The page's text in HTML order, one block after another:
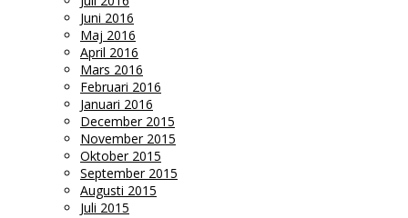
Juni 2016
Maj 2016
April 2016
Mars 2016
Februari 2016
Januari 2016
December 2015
November 2015
Oktober 2015
September 2015
Augusti 2015
Juli 2015